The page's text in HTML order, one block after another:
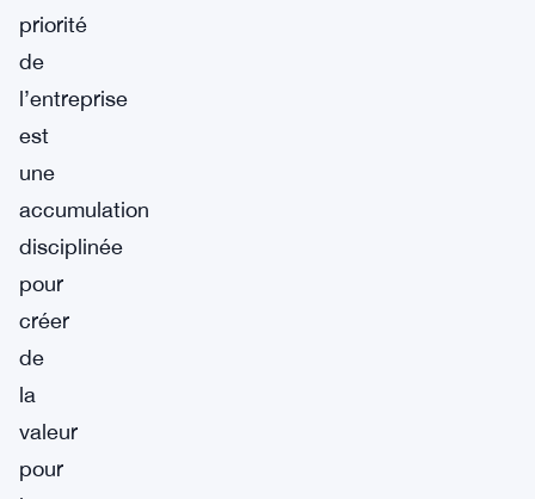
priorité
de
l’entreprise
est
une
accumulation
disciplinée
pour
créer
de
la
valeur
pour